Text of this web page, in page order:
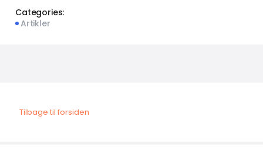
Categories:
Artikler
Tilbage til forsiden